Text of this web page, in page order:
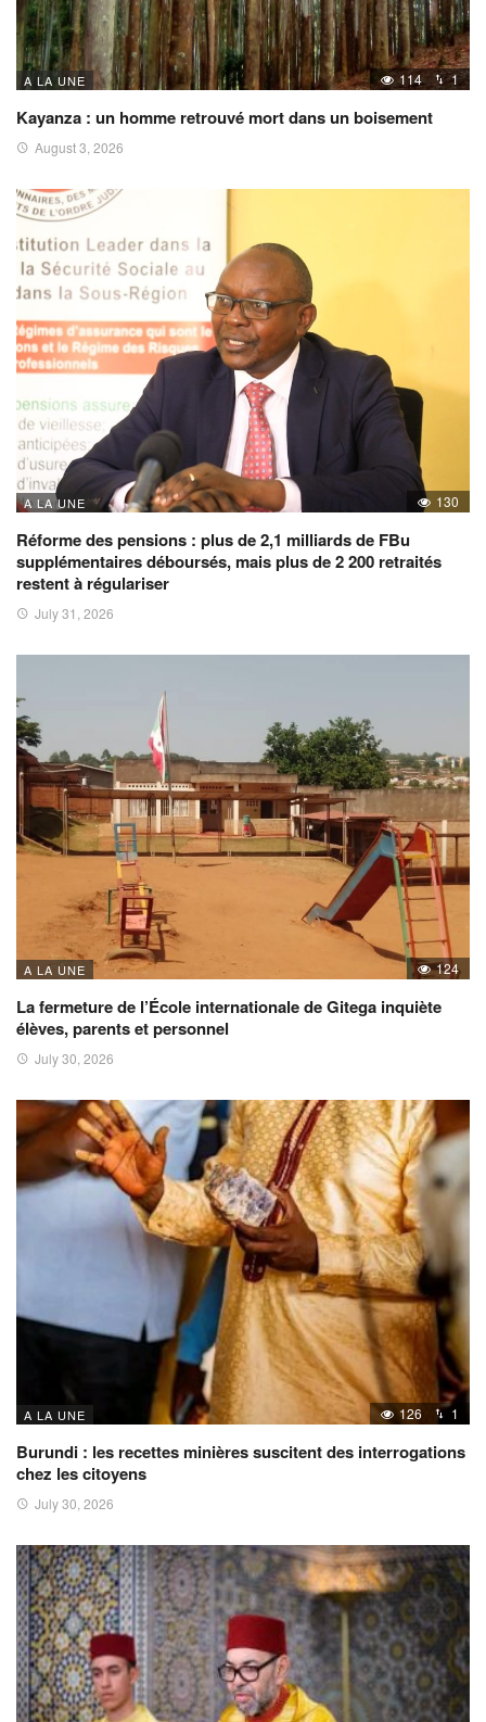
A LA UNE 114 1
Kayanza : un homme retrouvé mort dans un boisement
August 3, 2026
A LA UNE 130
Réforme des pensions : plus de 2,1 milliards de FBu
supplémentaires déboursés, mais plus de 2 200 retraités
restent à régulariser
July 31, 2026
A LA UNE 124
La fermeture de l’École internationale de Gitega inquiète
élèves, parents et personnel
July 30, 2026
A LA UNE 126 1
Burundi : les recettes minières suscitent des interrogations
chez les citoyens
July 30, 2026